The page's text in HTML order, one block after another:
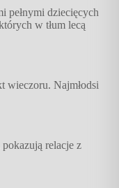
pełnymi dziecięcych
w tłum lecą
wieczoru. Najmłodsi
relacje z